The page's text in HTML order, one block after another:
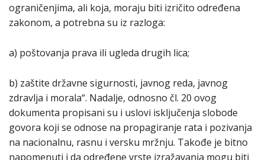
ograničenjima, ali koja, moraju biti izričito određena
zakonom, a potrebna su iz razloga:
a) poštovanja prava ili ugleda drugih lica;
b) zaštite državne sigurnosti, javnog reda, javnog
zdravlja i morala“. Nadalje, odnosno čl. 20 ovog
dokumenta propisani su i uslovi isključenja slobode
govora koji se odnose na propagiranje rata i pozivanja
na nacionalnu, rasnu i versku mržnju. Takođe je bitno
napomenuti i da određene vrste izražavanja mogu biti